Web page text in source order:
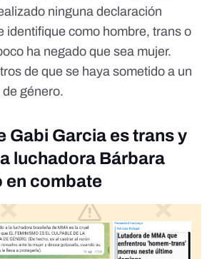
ninguna declaración
identifique como hombre, trans o
ha negado que sea mujer.
de que se haya sometido a un
género.
Gabi Garcia es trans y
luchadora Bárbara
en combate